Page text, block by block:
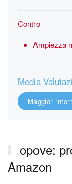
Contro
Ampiezza
Media
Maggiori
opove:
Amazon